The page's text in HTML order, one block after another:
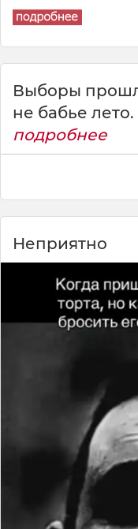
Выборы
не бабье лето.
подробнее
Неприятно